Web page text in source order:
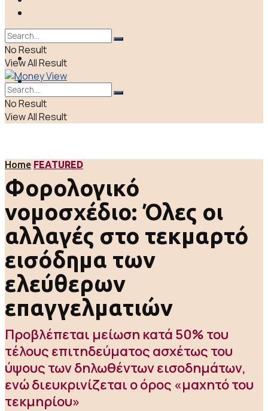
ΕΛΛΑΔΑ
ΑΠΟΨΕΙΣ
LIFE & CULTURE
No Result
View All Result
No Result
View All Result
Home FEATURED
Φορολογικό
νομοσχέδιο: Όλες οι
αλλαγές στο τεκμαρτό
εισόδημα των
ελεύθερων
επαγγελματιών
Προβλέπεται μείωση κατά 50% του
τέλους επιτηδεύματος ασχέτως του
ύψους των δηλωθέντων εισοδημάτων,
ενώ διευκρινίζεται ο όρος «μαχητό του
τεκμηρίου»